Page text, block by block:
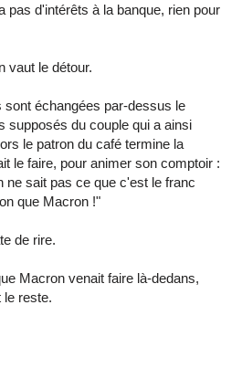
pas d'intérêts à la banque, rien pour
vaut le détour.
échangées par-dessus le
supposés du couple qui a ainsi
le patron du café termine la
le faire, pour animer son comptoir :
sait pas ce que c'est le franc
que Macron !"
de rire.
Macron venait faire là-dedans,
le reste.